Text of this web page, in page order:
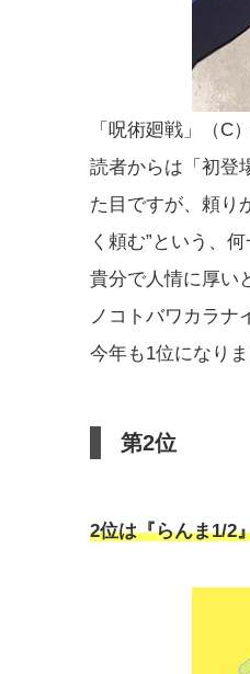
「呪術廻戦」（C
読者からは「初登
た目ですが、頼り
く頼む”という、
貴分で人情に厚い
ノコトバワカラナ
今年も1位になりま
第2位
2位は『らんま1/2